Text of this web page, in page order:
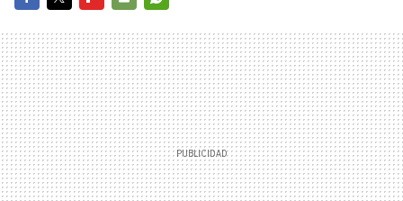
MAIL